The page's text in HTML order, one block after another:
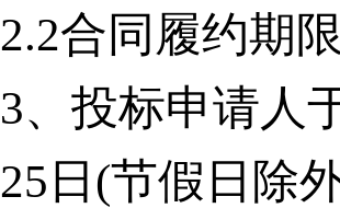
2.2合同履约期
3、 投标申请人
25 日 (节假日除